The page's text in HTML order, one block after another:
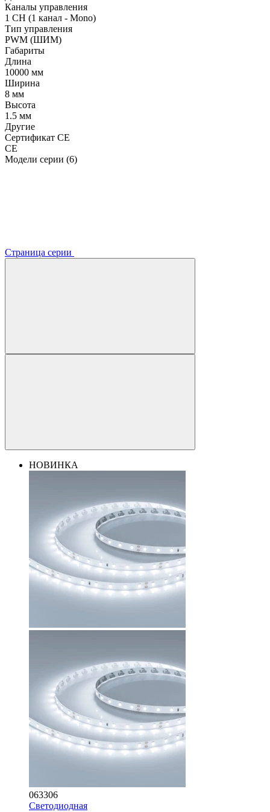
Каналы управления
1 CH (1 канал - Mono)
Тип управления
PWM (ШИМ)
Габариты
Длина
10000 мм
Ширина
8 мм
Высота
1.5 мм
Другие
Сертификат CE
CE
Модели серии (6)
Страница серии
НОВИНКА
063306
Светодиодная